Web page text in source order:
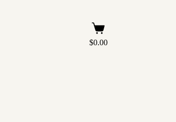
Carro
de
compra
$0.00